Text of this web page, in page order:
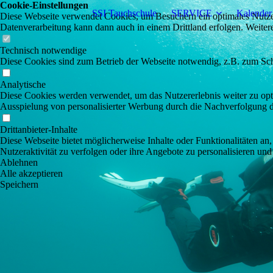
SSI Tauchschule SERVICE
Cookie-Einstellungen
Diese Webseite verwendet Cookies, um Besuchern ein optimales
Datenverarbeitung kann dann auch in einem Drittland erfolgen.
Technisch notwendige
Diese Cookies sind zum Betrieb der Webseite notwendig, z.B. zum
Analytische
Diese Cookies werden verwendet, um das Nutzererlebnis weiter zu
Ausspielung von personalisierter Werbung durch die Nachverfolgung
Drittanbieter-Inhalte
Diese Webseite bietet möglicherweise Inhalte oder Funktionalitäten
Nutzeraktivität zu verfolgen oder ihre Angebote zu personalisieren
Ablehnen
Alle akzeptieren
Speichern